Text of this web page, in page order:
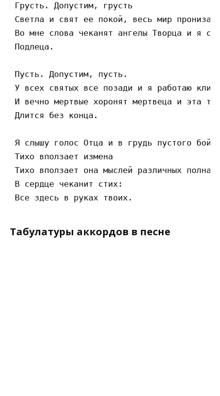
Грусть. Допустим, грусть
Светла и свят ее покой, весь мир
Во мне слова чеканят ангелы Творца и я
Подлеца.
Пусть. Допустим, пусть.
У всех святых все позади и я работаю
И вечно мертвые хоронят мертвеца и эта
Длится без конца.
Я слышу голос Отца и в грудь пустого
Тихо вползает измена
Тихо вползает она мыслей различных полна
В сердце чеканит стих:
Табулатуры аккордов в песне